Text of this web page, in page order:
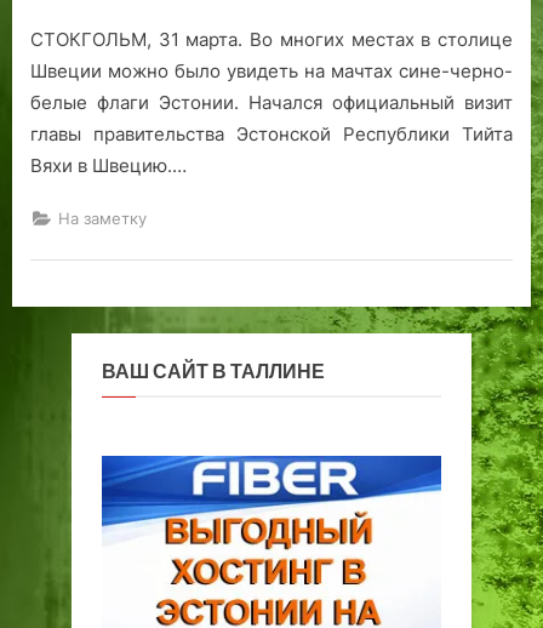
СТОКГОЛЬМ, 31 марта. Во многих местах в столице
Швеции можно было увидеть на мачтах сине-черно-
белые флаги Эстонии. Начался официальный визит
главы правительства Эстонской Республики Тийта
Вяхи в Швецию.…
На заметку
ВАШ САЙТ В ТАЛЛИНЕ